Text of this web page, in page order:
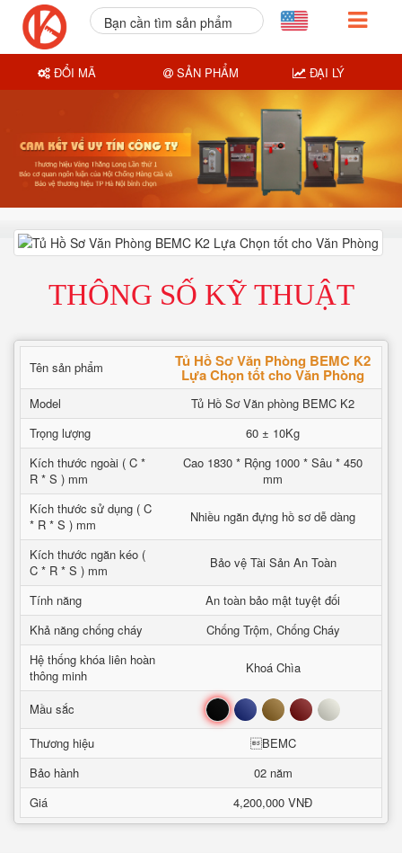
THÔNG SỐ KỸ THUẬT
Tên sản phẩm Tủ Hồ Sơ Văn Phòng BEMC K2
Lựa Chọn tốt cho Văn Phòng
Model
Tủ Hồ Sơ Văn phòng BEMC K2
Trọng lượng
60 ± 10Kg
Kích thước ngoài ( C *
R * S ) mm
Cao 1830 * Rộng 1000 * Sâu * 450
mm
Kích thước sử dụng ( C
* R * S ) mm
Nhiều ngăn đựng hồ sơ dễ dàng
Kích thước ngăn kéo (
C * R * S ) mm
Bảo vệ Tài Sản An Toàn
Tính năng
An toàn bảo mật tuyệt đối
Khả năng chống cháy
Chống Trộm, Chống Cháy
Hệ thống khóa liên hoàn
thông minh
Khoá Chìa
Mầu sắc Đen Xanh Nâu Đỏ Trắng
Thương hiệu
BEMC
Bảo hành
02 năm
Giá
4,200,000 VNĐ
Bạn cần tìm sản phẩm
ĐỔI MÃ SẢN PHẨM ĐẠI LÝ